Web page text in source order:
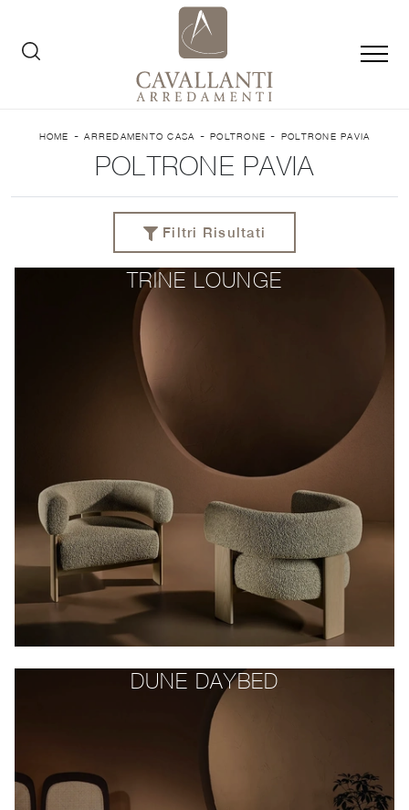
HOME -ARREDAMENTO CASA -POLTRONE - POLTRONE PAVIA
POLTRONE PAVIA
Filtri Risultati
TRINE LOUNGE
DUNE DAYBED